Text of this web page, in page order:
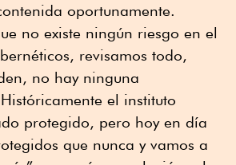
oportunamente.
no existe ningún riesgo en el
revisamos todo,
no hay ninguna
el instituto
protegido, pero hoy en día
que nunca y vamos a